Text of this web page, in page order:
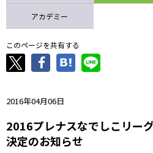
アカデミー
このページを共有する
2016年04月06日
2016プレナスなでしこリー
決定のお知らせ